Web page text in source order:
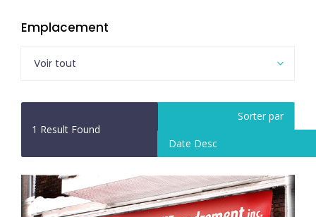
Emplacement
Voir tout
1 Result Found
Sorter par
Date Desc